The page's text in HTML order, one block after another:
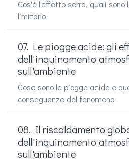
Cos'è l'effetto serra, quali sono
limitarlo
07. Le piogge acide: gli
dell'inquinamento
sull'ambiente
Cosa sono le piogge acide e
conseguenze del fenomeno
08. Il riscaldamento
dell'inquinamento
sull'ambiente